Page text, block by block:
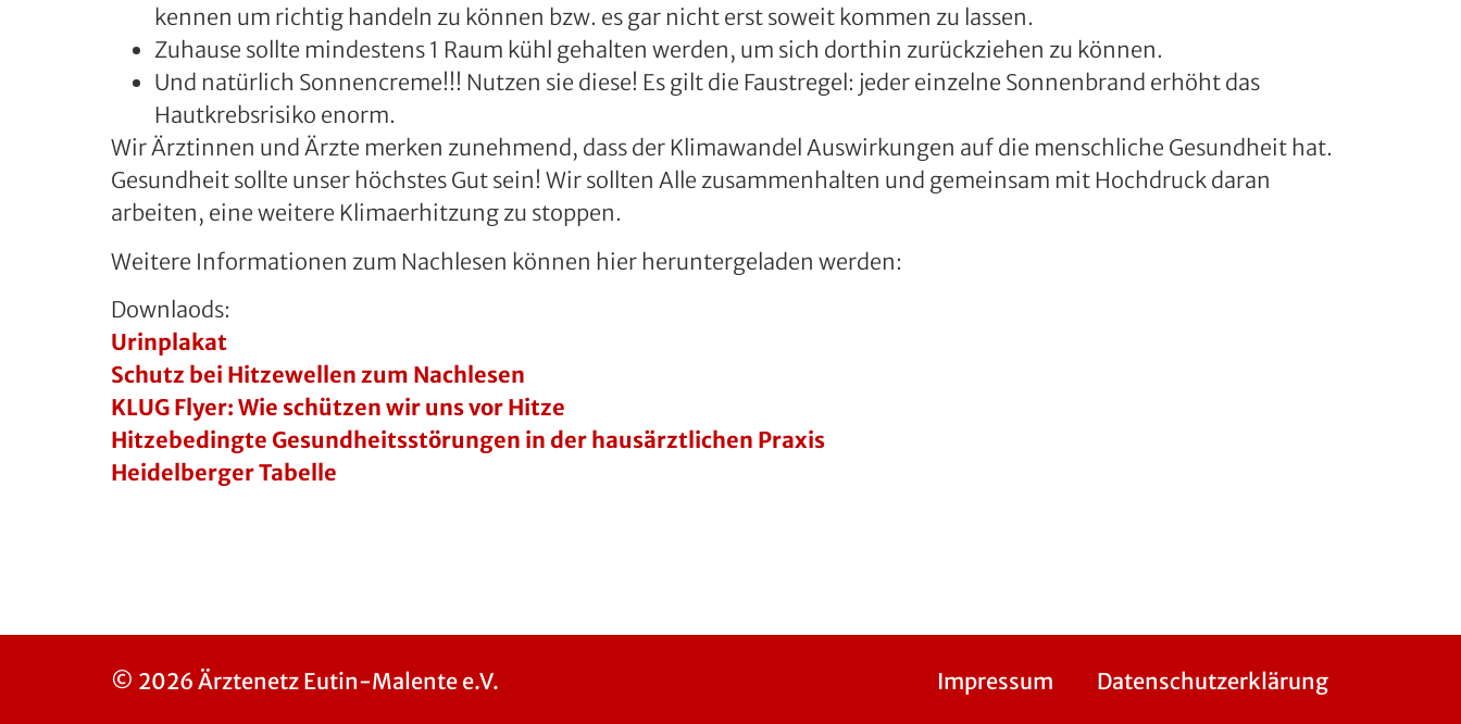
kennen um richtig handeln zu können bzw. es gar nicht erst soweit kommen zu lassen.
Zuhause sollte mindestens 1 Raum kühl gehalten werden, um sich dorthin zurückziehen zu können.
Und natürlich Sonnencreme!!! Nutzen sie diese! Es gilt die Faustregel: jeder einzelne Sonnenbrand erhöht das
Hautkrebsrisiko enorm.
Wir Ärztinnen und Ärzte merken zunehmend, dass der Klimawandel Auswirkungen auf die menschliche Gesundheit hat.
Gesundheit sollte unser höchstes Gut sein! Wir sollten Alle zusammenhalten und gemeinsam mit Hochdruck daran
arbeiten, eine weitere Klimaerhitzung zu stoppen.
Weitere Informationen zum Nachlesen können hier heruntergeladen werden:
Downlaods:
Urinplakat
Schutz bei Hitzewellen zum Nachlesen
KLUG Flyer: Wie schützen wir uns vor Hitze
Hitzebedingte Gesundheitsstörungen in der hausärztlichen Praxis
Heidelberger Tabelle
© 2026 Ärztenetz Eutin-Malente e.V. Impressum Datenschutzerklärung